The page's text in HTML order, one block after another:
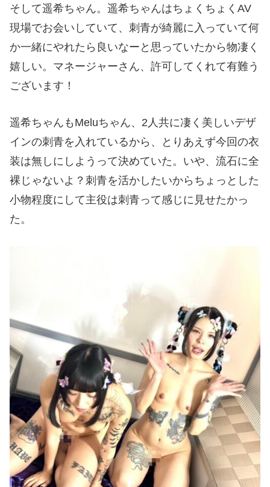
そして遥希ちゃん。遥希ちゃんはちょくちょくAV
現場でお会いしていて、刺青が綺麗に入っていて何
か一緒にやれたら良いなーと思っていたから物凄く
嬉しい。マネージャーさん、許可してくれて有難う
ございます！
遥希ちゃんもMeluちゃん、2人共に凄く美しいデザ
インの刺青を入れているから、とりあえず今回の衣
装は無しにしようって決めていた。いや、流石に全
裸じゃないよ？刺青を活かしたいからちょっとした
小物程度にして主役は刺青って感じに見せたかっ
た。